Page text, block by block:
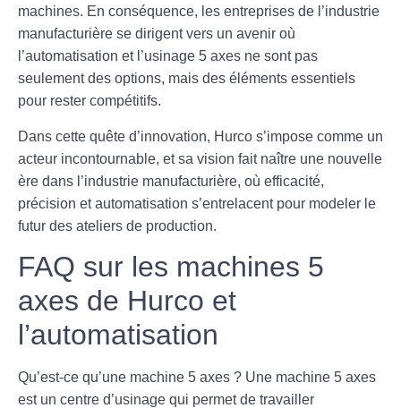
machines. En conséquence, les entreprises de l’industrie
manufacturière se dirigent vers un avenir où
l’automatisation et l’usinage 5 axes ne sont pas
seulement des options, mais des éléments essentiels
pour rester compétitifs.
Dans cette quête d’innovation, Hurco s’impose comme un
acteur incontournable, et sa vision fait naître une nouvelle
ère dans l’industrie manufacturière, où efficacité,
précision etautomatisation s’entrelacent pour modeler le
futur des ateliers de production.
FAQ sur les machines 5
axes de Hurco et
l’automatisation
Qu’est-ce qu’une machine 5 axes ? Une machine 5 axes
est un centre d’usinage qui permet de travailler